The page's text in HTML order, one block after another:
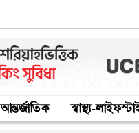
আন্তর্জাতিক স্বাস্থ্য-